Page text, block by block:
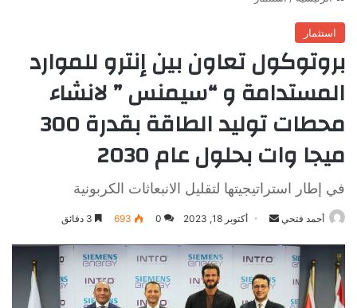
استثمار
بروتوكول تعاون بين إنترو للموارد
المستدامة و “سيمنس ” لانشاء
محطات توليد الطاقة بقدرة 300
ميجا وات بحلول عام 2030
في إطار استراتيجيتها لتقليل الانبعاثات الكربونية
أحمد فتحي
أرسل
إلكترونيا
أكتوبر 18, 2023 0
693